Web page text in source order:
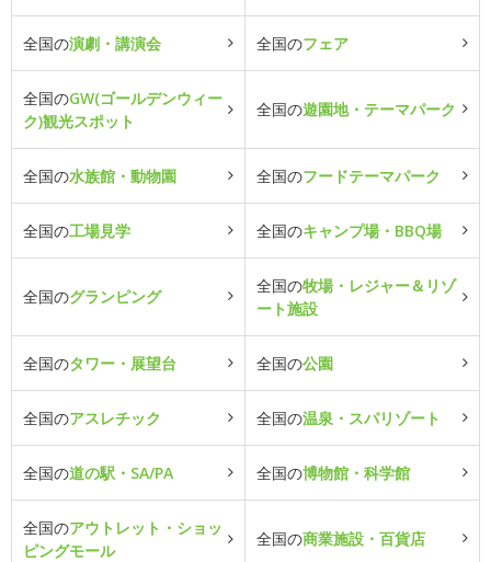
全国の演劇・講演会 全国のフェア
全国のGW(ゴールデンウィー
ク)観光スポット
全国の遊園地・テーマパーク
全国の水族館・動物園 全国のフードテーマパーク
全国の工場見学 全国のキャンプ場・BBQ場
全国のグランピング
全国の牧場・レジャー＆リゾ
ート施設
全国のタワー・展望台 全国の公園
全国のアスレチック 全国の温泉・スパリゾート
全国の道の駅・SA/PA 全国の博物館・科学館
全国のアウトレット・ショッ
ピングモール
全国の商業施設・百貨店